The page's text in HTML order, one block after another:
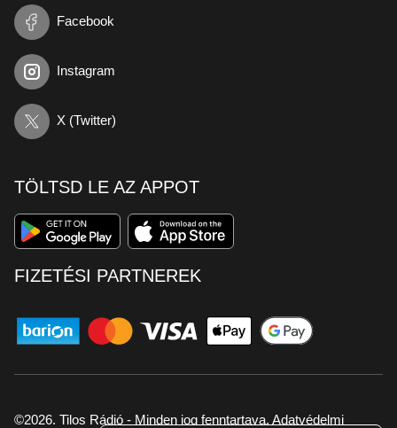
Facebook
Instagram
X (Twitter)
TÖLTSD LE AZ APPOT
FIZETÉSI PARTNEREK
©2026. Tilos Rádió - Minden jog fenntartava. Adatvédelmi